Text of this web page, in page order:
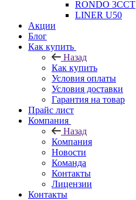
RONDO 3CCT
LINER U50
Акции
Блог
Как купить
Назад
Как купить
Условия оплаты
Условия доставки
Гарантия на товар
Прайс лист
Компания
Назад
Компания
Новости
Команда
Контакты
Лицензии
Контакты